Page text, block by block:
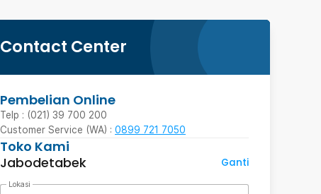
Contact Center
Pembelian Online
Telp : (021) 39 700 200
Customer Service (WA) : 0899 721 7050
Toko Kami
Jabodetabek
Ganti
Lokasi